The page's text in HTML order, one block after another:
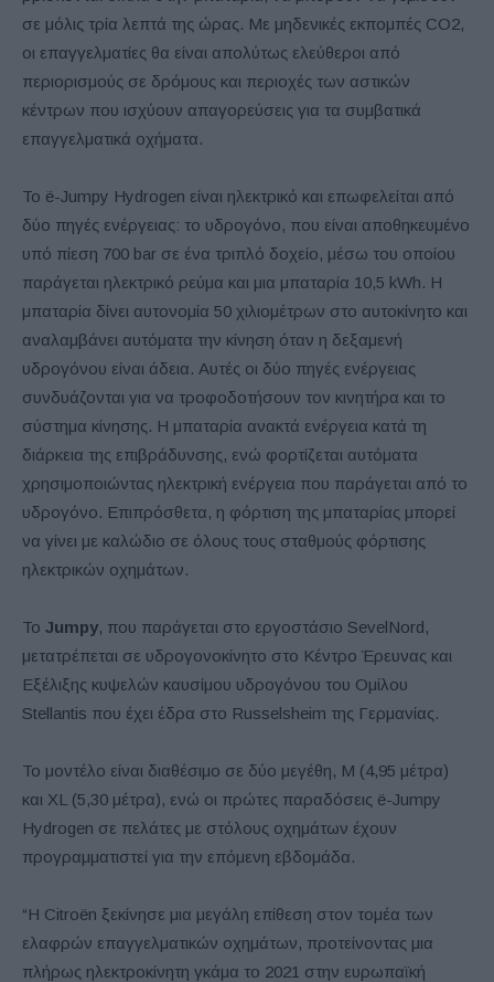
σε μόλις τρία λεπτά της ώρας. Με μηδενικές εκπομπές CO2,
οι επαγγελματίες θα είναι απολύτως ελεύθεροι από
περιορισμούς σε δρόμους και περιοχές των αστικών
κέντρων που ισχύουν απαγορεύσεις για τα συμβατικά
επαγγελματικά οχήματα.
Το ë-Jumpy Hydrogen είναι ηλεκτρικό και επωφελείται από
δύο πηγές ενέργειας: το υδρογόνο, που είναι αποθηκευμένο
υπό πίεση 700 bar σε ένα τριπλό δοχείο, μέσω του οποίου
παράγεται ηλεκτρικό ρεύμα και μια μπαταρία 10,5 kWh. Η
μπαταρία δίνει αυτονομία 50 χιλιομέτρων στο αυτοκίνητο και
αναλαμβάνει αυτόματα την κίνηση όταν η δεξαμενή
υδρογόνου είναι άδεια. Αυτές οι δύο πηγές ενέργειας
συνδυάζονται για να τροφοδοτήσουν τον κινητήρα και το
σύστημα κίνησης. Η μπαταρία ανακτά ενέργεια κατά τη
διάρκεια της επιβράδυνσης, ενώ φορτίζεται αυτόματα
χρησιμοποιώντας ηλεκτρική ενέργεια που παράγεται από το
υδρογόνο. Επιπρόσθετα, η φόρτιση της μπαταρίας μπορεί
να γίνει με καλώδιο σε όλους τους σταθμούς φόρτισης
ηλεκτρικών οχημάτων.
Το Jumpy, που παράγεται στο εργοστάσιο SevelNord,
μετατρέπεται σε υδρογονοκίνητο στο Κέντρο Έρευνας και
Εξέλιξης κυψελών καυσίμου υδρογόνου του Ομίλου
Stellantis που έχει έδρα στο Russelsheim της Γερμανίας.
Το μοντέλο είναι διαθέσιμο σε δύο μεγέθη, M (4,95 μέτρα)
και XL (5,30 μέτρα), ενώ οι πρώτες παραδόσεις ë-Jumpy
Hydrogen σε πελάτες με στόλους οχημάτων έχουν
προγραμματιστεί για την επόμενη εβδομάδα.
“Η Citroën ξεκίνησε μια μεγάλη επίθεση στον τομέα των
ελαφρών επαγγελματικών οχημάτων, προτείνοντας μια
πλήρως ηλεκτροκίνητη γκάμα το 2021 στην ευρωπαϊκή